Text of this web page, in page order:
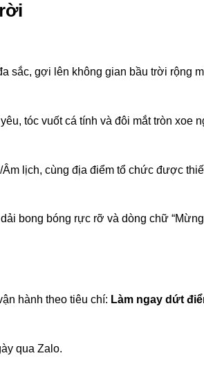
sắc, gợi lên không gian bầu trời rộng
tóc vuốt cá tính và đôi mắt tròn xoe
lịch, cùng địa điểm tổ chức được
bong bóng rực rỡ và dòng chữ
hành theo tiêu chí: Làm ngay dứt
qua Zalo.